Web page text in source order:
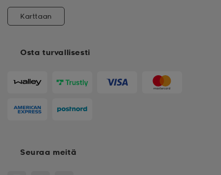
Osta turvallisesti
Karttaan
Seuraa meitä